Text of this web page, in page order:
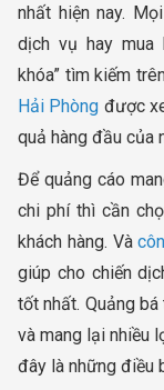
nhất hiện nay.
dịch vụ hay mua
khóa” tìm kiếm
Hải Phòng được
quả hàng đầu của
Để quảng cáo
chi phí thì cần
khách hàng. Và
giúp cho chiến
tốt nhất. Quảng
và mang lại nhiều
đây là những điều